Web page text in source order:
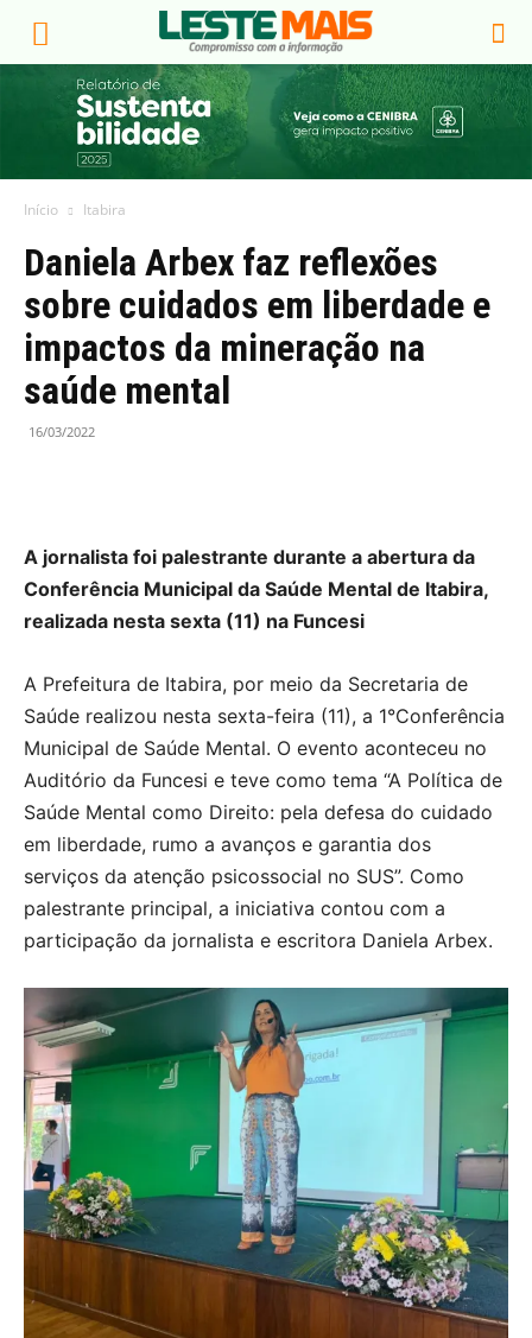
Início Itabira
Daniela Arbex faz reflexões
sobre cuidados em liberdade e
impactos da mineração na
saúde mental
16/03/2022
A jornalista foi palestrante durante a abertura da
Conferência Municipal da Saúde Mental de Itabira,
realizada nesta sexta (11) na Funcesi
A Prefeitura de Itabira, por meio da Secretaria de
Saúde realizou nesta sexta-feira (11), a 1°Conferência
Municipal de Saúde Mental. O evento aconteceu no
Auditório da Funcesi e teve como tema “A Política de
Saúde Mental como Direito: pela defesa do cuidado
em liberdade, rumo a avanços e garantia dos
serviços da atenção psicossocial no SUS”. Como
palestrante principal, a iniciativa contou com a
participação da jornalista e escritora Daniela Arbex.